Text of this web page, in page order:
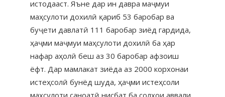
истодааст. Яъне дар ин давра маҷмуи
маҳсулоти дохилӣ қариб 53 баробар ва
буҷети давлатӣ 111 баробар зиёд гардида,
ҳаҷми маҷмуи маҳсулоти дохилӣ ба ҳар
нафар аҳолӣ беш аз 30 баробар афзоиш
ёфт. Дар мамлакат зиёда аз 2000 корхонаи
истеҳсолӣ бунёд шуда, ҳаҷми истеҳсоли
маҳсулоти саноатӣ нисбат ба солҳои аввали